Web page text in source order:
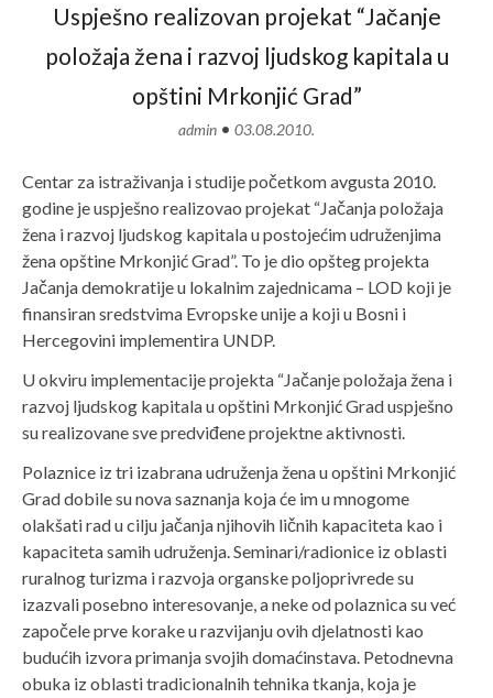
Uspješno realizovan projekat “Jačanje
položaja žena i razvoj ljudskog kapitala u
opštini Mrkonjić Grad”
admin • 03.08.2010.
Centar za istraživanja i studije početkom avgusta 2010.
godine je uspješno realizovao projekat “Jačanja položaja
žena i razvoj ljudskog kapitala u postojećim udruženjima
žena opštine Mrkonjić Grad”. To je dio opšteg projekta
Jačanja demokratije u lokalnim zajednicama – LOD koji je
finansiran sredstvima Evropske unije a koji u Bosni i
Hercegovini implementira UNDP.
U okviru implementacije projekta “Jačanje položaja žena i
razvoj ljudskog kapitala u opštini Mrkonjić Grad uspješno
su realizovane sve predviđene projektne aktivnosti.
Polaznice iz tri izabrana udruženja žena u opštini Mrkonjić
Grad dobile su nova saznanja koja će im u mnogome
olakšati rad u cilju jačanja njihovih ličnih kapaciteta kao i
kapaciteta samih udruženja. Seminari/radionice iz oblasti
ruralnog turizma i razvoja organske poljoprivrede su
izazvali posebno interesovanje, a neke od polaznica su već
započele prve korake u razvijanju ovih djelatnosti kao
budućih izvora primanja svojih domaćinstava. Petodnevna
obuka iz oblasti tradicionalnih tehnika tkanja, koja je